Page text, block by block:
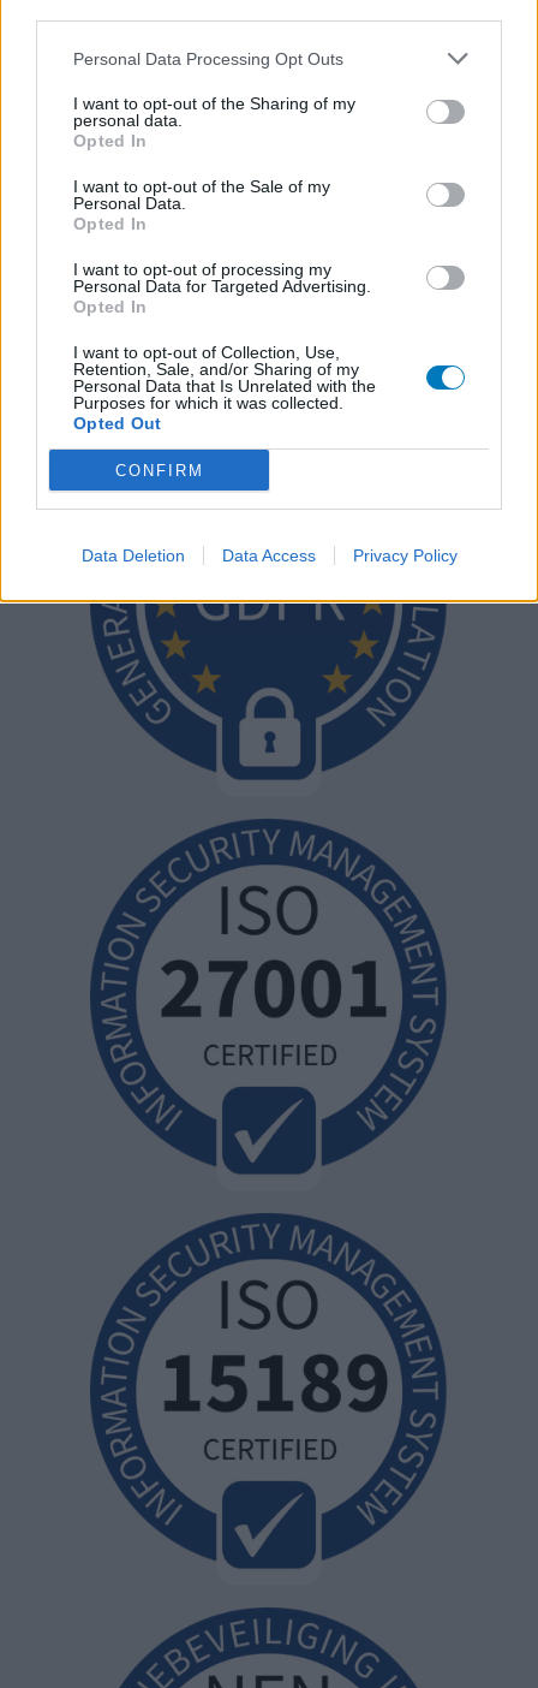
Personal Data Processing Opt Outs
I want to opt-out of the Sharing of my
personal data.
Opted In
I want to opt-out of the Sale of my
Personal Data.
Opted In
I want to opt-out of processing my
Personal Data for Targeted Advertising.
Opted In
I want to opt-out of Collection, Use,
Retention, Sale, and/or Sharing of my
Personal Data that Is Unrelated with the
Purposes for which it was collected.
Opted Out
CONFIRM
Data Deletion Data Access Privacy Policy
Schildklier - hypothyroidie (traagwerkend)
De reviews op deze pagina zijn door de gebruikers
gegenereerd en vervolgens gelezen en aangepast alvorens
goedkeuring, om zo te voldoen aan onze standaarden wat betreft
een review voor een medicijn. Voor het delen van ervaringen is
geen medische kennis noodzakelijk. Op deze manier geven de
reviews alleen een beeld van de ervaring van de schrijvers en niet
ervaringen kunnen verschillen van persoon tot persoon en dat u
voor medisch advies altijd contact op moet nemen met uw arts of